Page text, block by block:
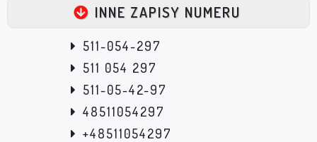
INNE ZAPISY NUMERU
511-054-297
511 054 297
511-05-42-97
48511054297
+48511054297